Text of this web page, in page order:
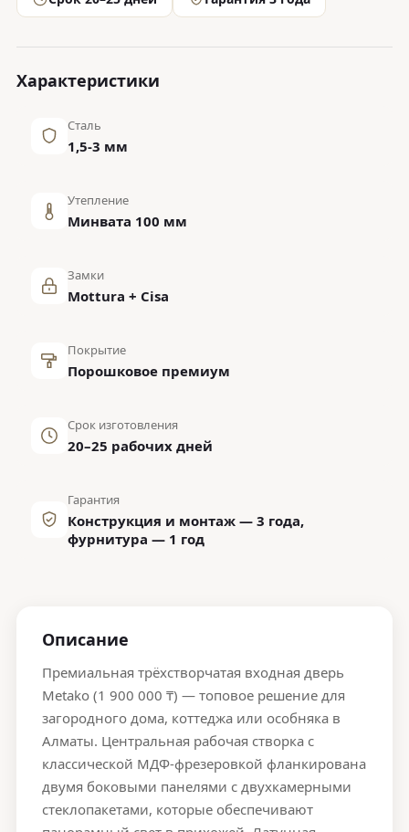
Описание
Премиальная трёхстворчатая входная дверь
Metako (1 900 000 ₸) — топовое решение для
загородного дома, коттеджа или особняка в
Алматы. Центральная рабочая створка с
классической МДФ-фрезеровкой фланкирована
двумя боковыми панелями с двухкамерными
стеклопакетами, которые обеспечивают
Характеристики
Сталь
1,5-3 мм
Утепление
Минвата 100 мм
Замки
Mottura + Cisa
Покрытие
Порошковое премиум
Срок изготовления
20–25 рабочих дней
Гарантия
Конструкция и монтаж — 3 года,
фурнитура — 1 год